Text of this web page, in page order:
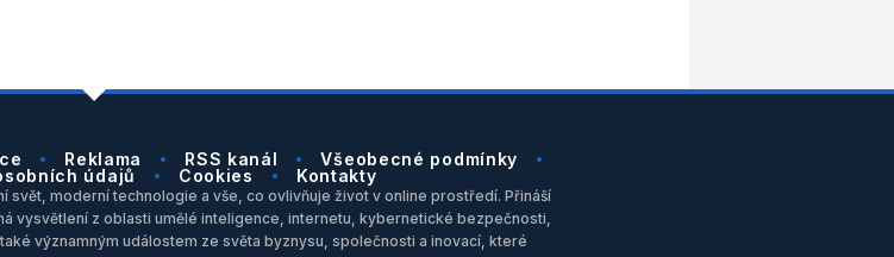
Reklama RSS kanál
Všeobecné podmínky
údajů
Cookies Kontakty
svět, moderní technologie a vše, co ovlivňuje život v online prostředí. Přináší
vysvětlení z oblasti umělé inteligence, internetu, kybernetické bezpečnosti,
významným událostem ze světa byznysu, společnosti a inovací, které